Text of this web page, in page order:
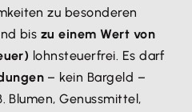
zu besonderen
bis zu einem Wert von
lohnsteuerfrei. Es darf
– kein Bargeld –
Blumen, Genussmittel,